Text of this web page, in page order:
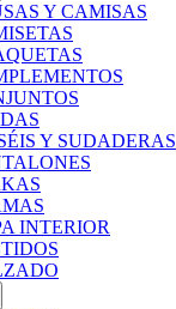
Y CAMISAS
Y SUDADERAS
INTERIOR